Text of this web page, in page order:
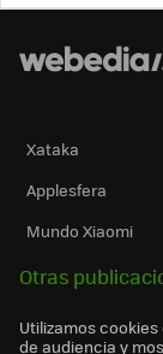
Xataka
Applesfera
Mundo Xiaomi
Otras
Utilizamos
de audiencia y